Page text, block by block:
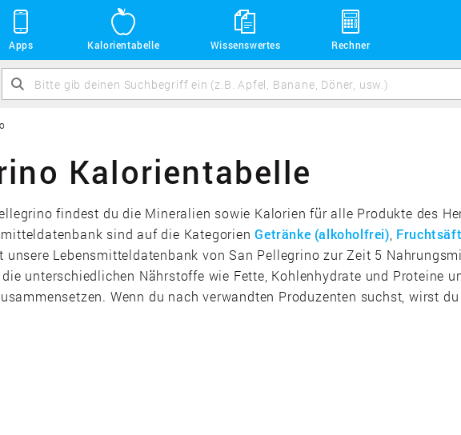
Apps Kalorientabelle Wissenswertes Rechner
Kalorientabelle
findest du die Mineralien sowie Kalorien für alle Produkte des
sind auf die KategorienGetränke (alkoholfrei)
unsere Lebensmitteldatenbank von San Pellegrino zur Zeit 5
unterschiedlichen Nährstoffe wie Fette, Kohlenhydrate und Proteine
Wenn du nach verwandten Produzenten suchst, wirst